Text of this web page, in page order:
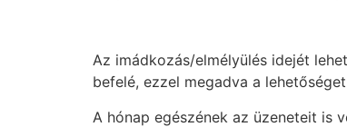
Az imádkozás/elmélyülés idejét
befelé, ezzel megadva a
A hónap egészének az üzeneteit is